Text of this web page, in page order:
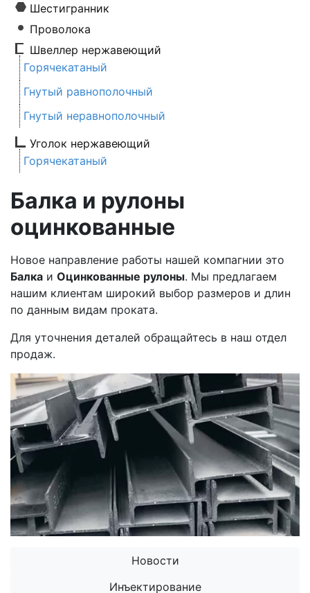
Шестигранник
Проволока
Швеллер нержавеющий
Горячекатаный
Гнутый равнополочный
Гнутый неравнополочный
Уголок нержавеющий
Горячекатаный
Балка и рулоны
оцинкованные
Новое направление работы нашей компагнии это
Балка и Оцинкованные рулоны. Мы предлагаем
нашим клиентам широкий выбор размеров и длин
по данным видам проката.
Для уточнения деталей обращайтесь в наш отдел
продаж.
Новости
Инъектирование